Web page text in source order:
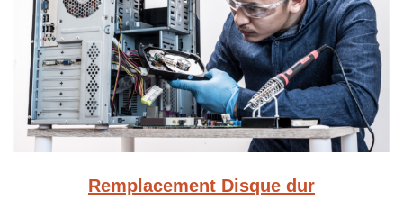
Remplacement Disque dur